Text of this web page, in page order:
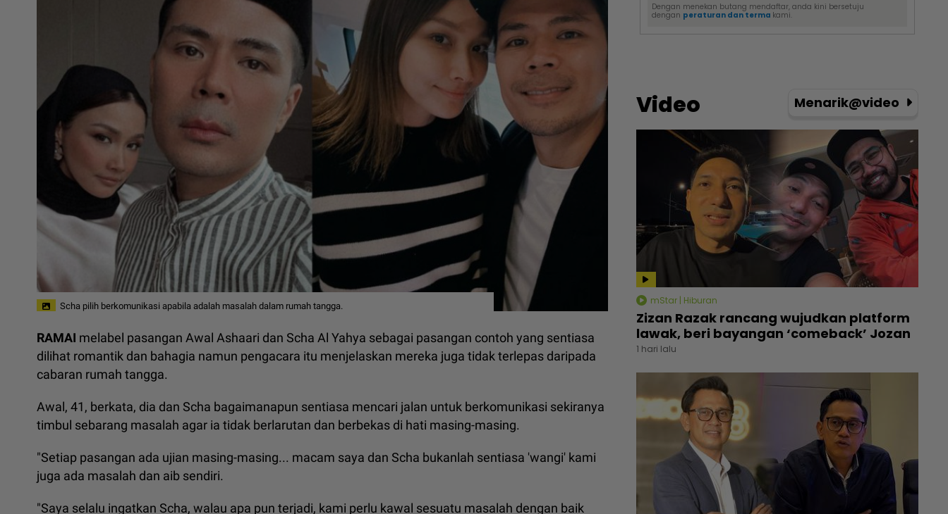
Scha pilih berkomunikasi apabila adalah masalah dalam rumah tangga.
RAMAI melabel pasangan Awal Ashaari dan Scha Al Yahya sebagai pasangan contoh yang sentiasa
dilihat romantik dan bahagia namun pengacara itu menjelaskan mereka juga tidak terlepas daripada
cabaran rumah tangga.
Awal, 41, berkata, dia dan Scha bagaimanapun sentiasa mencari jalan untuk berkomunikasi sekiranya
timbul sebarang masalah agar ia tidak berlarutan dan berbekas di hati masing-masing.
"Setiap pasangan ada ujian masing-masing... macam saya dan Scha bukanlah sentiasa 'wangi' kami
juga ada masalah dan aib sendiri.
"Saya selalu ingatkan Scha, walau apa pun terjadi, kami perlu kawal sesuatu masalah dengan baik
Dengan menekan butang mendaftar, anda kini bersetuju
dengan peraturan dan terma kami.
Video Menarik@video
mStar | Hiburan
Zizan Razak rancang wujudkan platform
lawak, beri bayangan ‘comeback’ Jozan
1 hari lalu